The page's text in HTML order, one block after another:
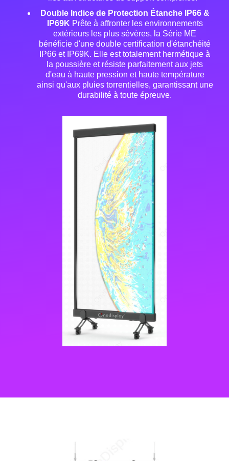
Double Indice de Protection Étanche IP66 &
IP69K Prête à affronter les environnements
extérieurs les plus sévères, la Série ME
bénéficie d'une double certification d'étanchéité
IP66 et IP69K. Elle est totalement hermétique à
la poussière et résiste parfaitement aux jets
d'eau à haute pression et haute température
ainsi qu'aux pluies torrentielles, garantissant une
durabilité à toute épreuve.